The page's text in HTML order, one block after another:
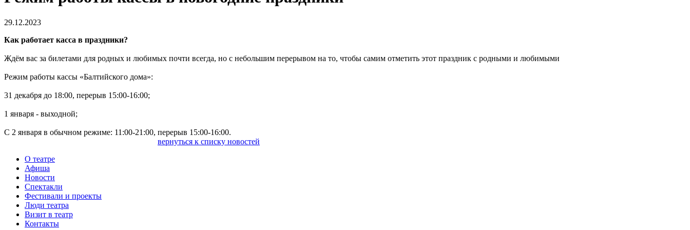
29.12.2023
Как работает касса в праздники?
Ждём вас за билетами для родных и любимых почти всегда, но с небольшим перерывом на то, чтобы самим отметить этот праздник с родными и любимыми
Режим работы кассы «Балтийского дома»:
31 декабря до 18:00, перерыв 15:00-16:00;
1 января - выходной;
С 2 января в обычном режиме: 11:00-21:00, перерыв 15:00-16:00.
вернуться к списку новостей
О театре
Афиша
Новости
Спектакли
Фестивали и проекты
Люди театра
Визит в театр
Контакты